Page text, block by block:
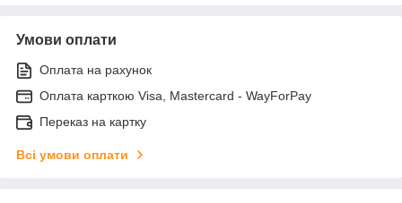
Умови оплати
Оплата на рахунок
Оплата карткою Visa, Mastercard - WayForPay
Переказ на картку
Всі умови оплати